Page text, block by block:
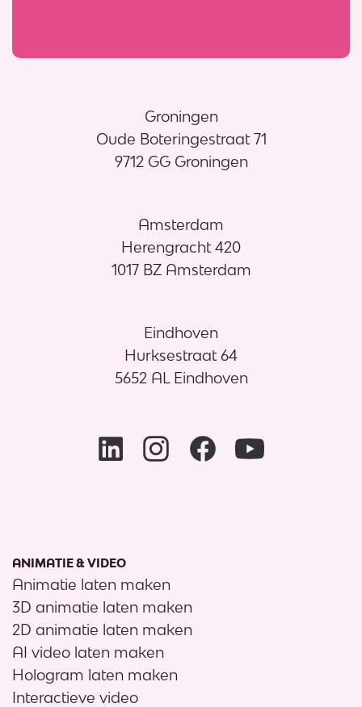
Groningen
Oude Boteringestraat 71
9712 GG Groningen
Amsterdam
Herengracht 420
1017 BZ Amsterdam
Eindhoven
Hurksestraat 64
5652 AL Eindhoven
ANIMATIE & VIDEO
Animatie laten maken
3D animatie laten maken
2D animatie laten maken
AI video laten maken
Hologram laten maken
Interactieve video